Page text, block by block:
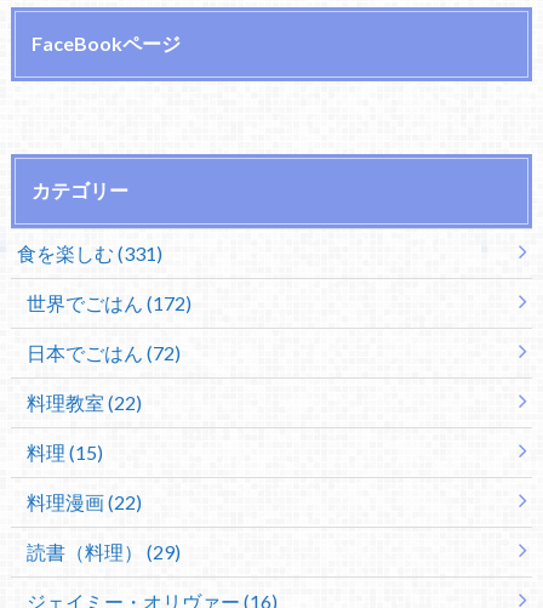
FaceBookページ
カテゴリー
食を楽しむ (331)
世界でごはん (172)
日本でごはん (72)
料理教室 (22)
料理 (15)
料理漫画 (22)
読書（料理） (29)
ジェイミー・オリヴァー (16)